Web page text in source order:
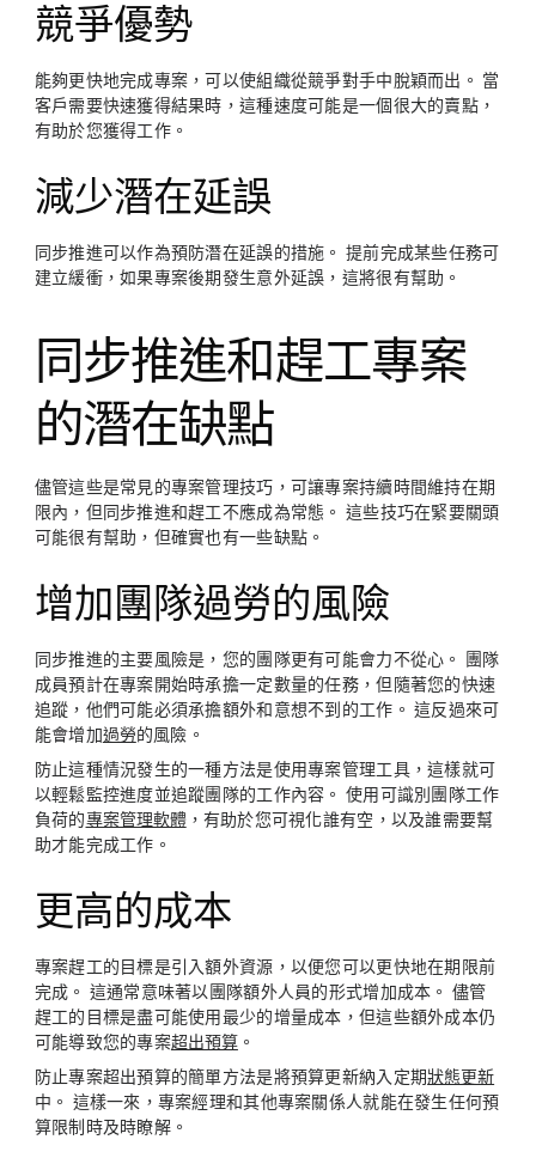
競爭優勢
能夠更快地完成專案，可以使組織從競爭對手中脫穎而出。 當
客戶需要快速獲得結果時，這種速度可能是一個很大的賣點，
有助於您獲得工作。
減少潛在延誤
同步推進可以作為預防潛在延誤的措施。 提前完成某些任務可
建立緩衝，如果專案後期發生意外延誤，這將很有幫助。
同步推進和趕工專案
的潛在缺點
儘管這些是常見的專案管理技巧，可讓專案持續時間維持在期
限內，但同步推進和趕工不應成為常態。 這些技巧在緊要關頭
可能很有幫助，但確實也有一些缺點。
增加團隊過勞的風險
同步推進的主要風險是，您的團隊更有可能會力不從心。 團隊
成員預計在專案開始時承擔一定數量的任務，但隨著您的快速
追蹤，他們可能必須承擔額外和意想不到的工作。 這反過來可
能會增加過勞的風險。
防止這種情況發生的一種方法是使用專案管理工具，這樣就可
以輕鬆監控進度並追蹤團隊的工作內容。 使用可識別團隊工作
負荷的專案管理軟體，有助於您可視化誰有空，以及誰需要幫
助才能完成工作。
更高的成本
專案趕工的目標是引入額外資源，以便您可以更快地在期限前
完成。 這通常意味著以團隊額外人員的形式增加成本。 儘管
趕工的目標是盡可能使用最少的增量成本，但這些額外成本仍
可能導致您的專案超出預算。
防止專案超出預算的簡單方法是將預算更新納入定期狀態更新
中。 這樣一來，專案經理和其他專案關係人就能在發生任何預
算限制時及時瞭解。